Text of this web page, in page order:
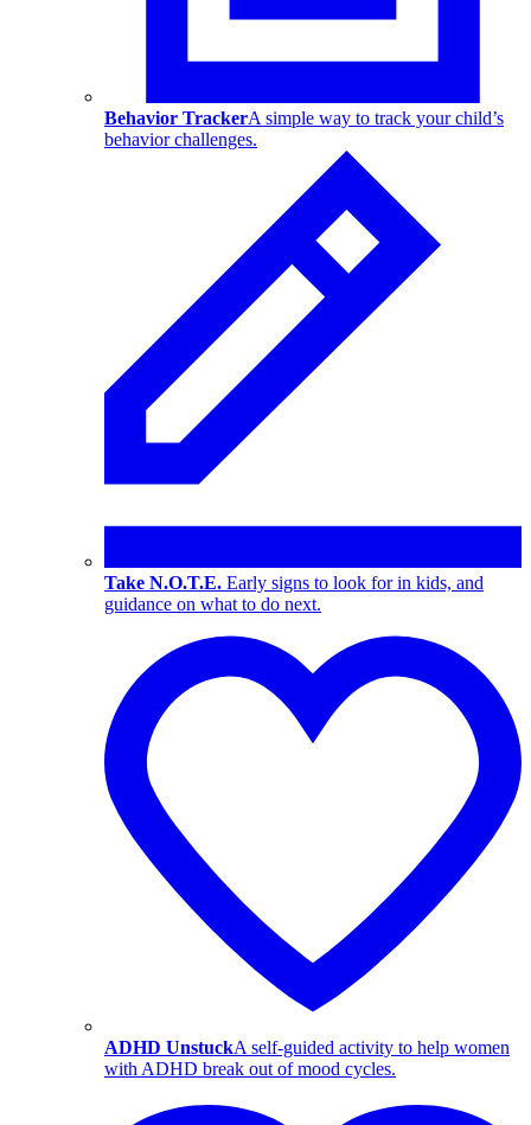
Behavior TrackerA simple way to track your child’s
behavior challenges.
Take N.O.T.E. Early signs to look for in kids, and
guidance on what to do next.
ADHD UnstuckA self-guided activity to help women
with ADHD break out of mood cycles.